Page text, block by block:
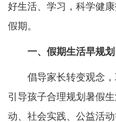
好生活、学习，科学健
假期。
一、假期生活早规
倡导家长转变观念
引导孩子合理规划暑假
动、社会实践、公益活